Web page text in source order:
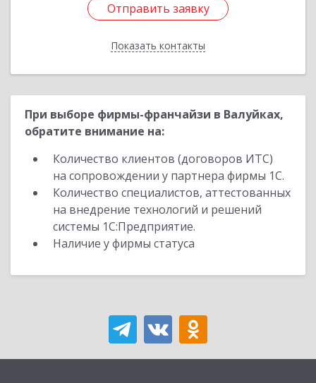
Отправить заявку
Показать контакты
Отправить заявку
Назад
При выборе фирмы-франчайзи в Валуйках,
обратите внимание на:
Количество клиентов (договоров ИТС)
на сопровождении у партнера фирмы 1С.
Количество специалистов, аттестованных
на внедрение технологий и решений
системы 1С:Предприятие.
Наличие у фирмы статуса